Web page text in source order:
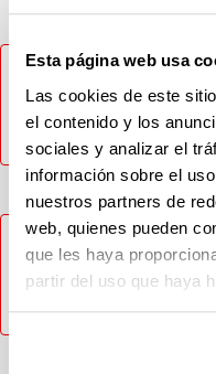
Esta página web usa
Las cookies de este
el contenido y los
sociales y analizar el
información sobre el
nuestros partners de
web, quienes pueden
que les haya
partir del uso que haya
No ha sido posible
tarde. En caso de que
el CAU (Tlf: 946014400
https://lagun.ehu.eus).
No ha sido posible
tarde. En caso de que el
el CAU (Tlf: 946014400
https://lagun.ehu.eus).